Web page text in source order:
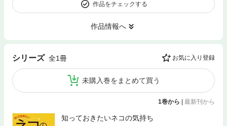
作品をチェックする
作品情報へ
シリーズ 全1冊 お気に入り登録
未購入巻をまとめて買う
1巻から 最新刊から
知っておきたいネコの気持ち